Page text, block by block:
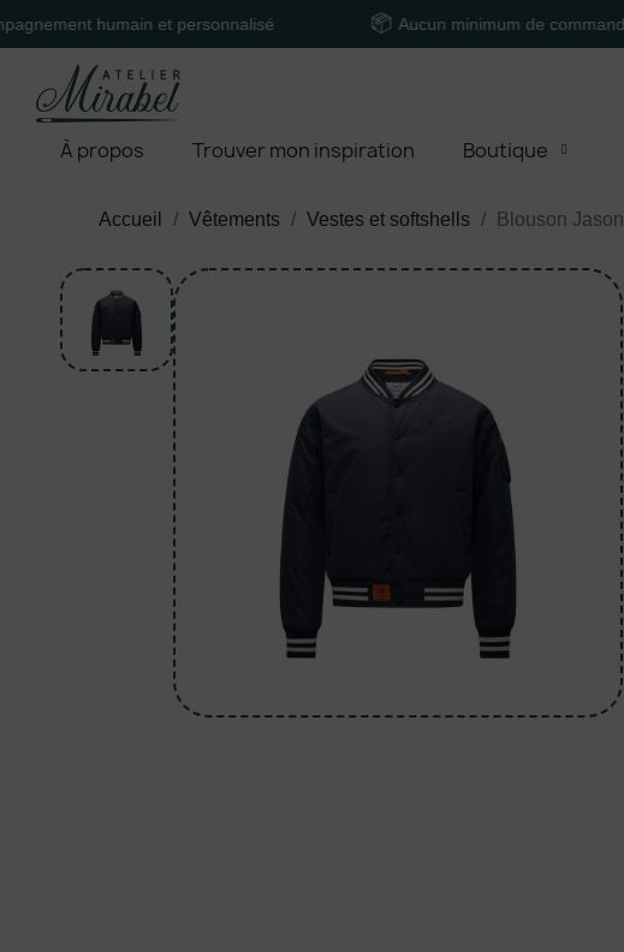
humain et personnalisé Aucun minimum de commande
À propos Trouver mon inspiration Boutique
Accueil Vêtements Vestes et softshells Blouson Jason